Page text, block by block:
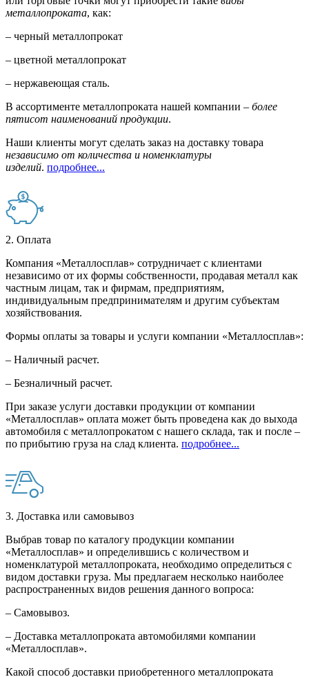
металлопроката, как:
– черный металлопрокат
– цветной металлопрокат
– нержавеющая сталь.
В ассортименте металлопроката нашей компании – более
пятисот наименований продукции.
Наши клиенты могут сделать заказ на доставку товара
независимо от количества и номенклатуры
изделий. подробнее...
2. Оплата
Компания «Металлосплав» сотрудничает с клиентами
независимо от их формы собственности, продавая металл как
частным лицам, так и фирмам, предприятиям,
индивидуальным предпринимателям и другим субъектам
хозяйствования.
Формы оплаты за товары и услуги компании «Металлосплав»:
– Наличный расчет.
– Безналичный расчет.
При заказе услуги доставки продукции от компании
«Металлосплав» оплата может быть проведена как до выхода
автомобиля с металлопрокатом с нашего склада, так и после –
по прибытию груза на слад клиента. подробнее...
3. Доставка или самовывоз
Выбрав товар по каталогу продукции компании
«Металлосплав» и определившись с количеством и
номенклатурой металлопроката, необходимо определиться с
видом доставки груза. Мы предлагаем несколько наиболее
распространенных видов решения данного вопроса:
– Самовывоз.
– Доставка металлопроката автомобилями компании
«Металлосплав».
Какой способ доставки приобретенного металлопроката